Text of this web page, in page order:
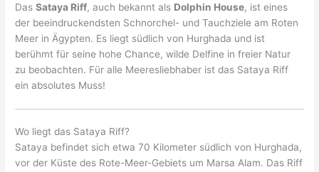
DasSataya Riff, auch bekannt als Dolphin House, ist eines
der beeindruckendsten Schnorchel- und Tauchziele am Roten
Meer in Ägypten. Es liegt südlich von Hurghada und ist
berühmt für seine hohe Chance, wilde Delfine in freier Natur
zu beobachten. Für alle Meeresliebhaber ist das Sataya Riff
ein absolutes Muss!
Wo liegt das Sataya Riff?
Sataya befindet sich etwa 70 Kilometer südlich von Hurghada,
vor der Küste des Rote-Meer-Gebiets um Marsa Alam. Das Riff